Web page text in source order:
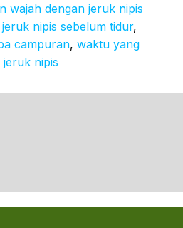
wajah dengan jeruk nipis
nipis sebelum tidur
campuran, waktu yang
nipis